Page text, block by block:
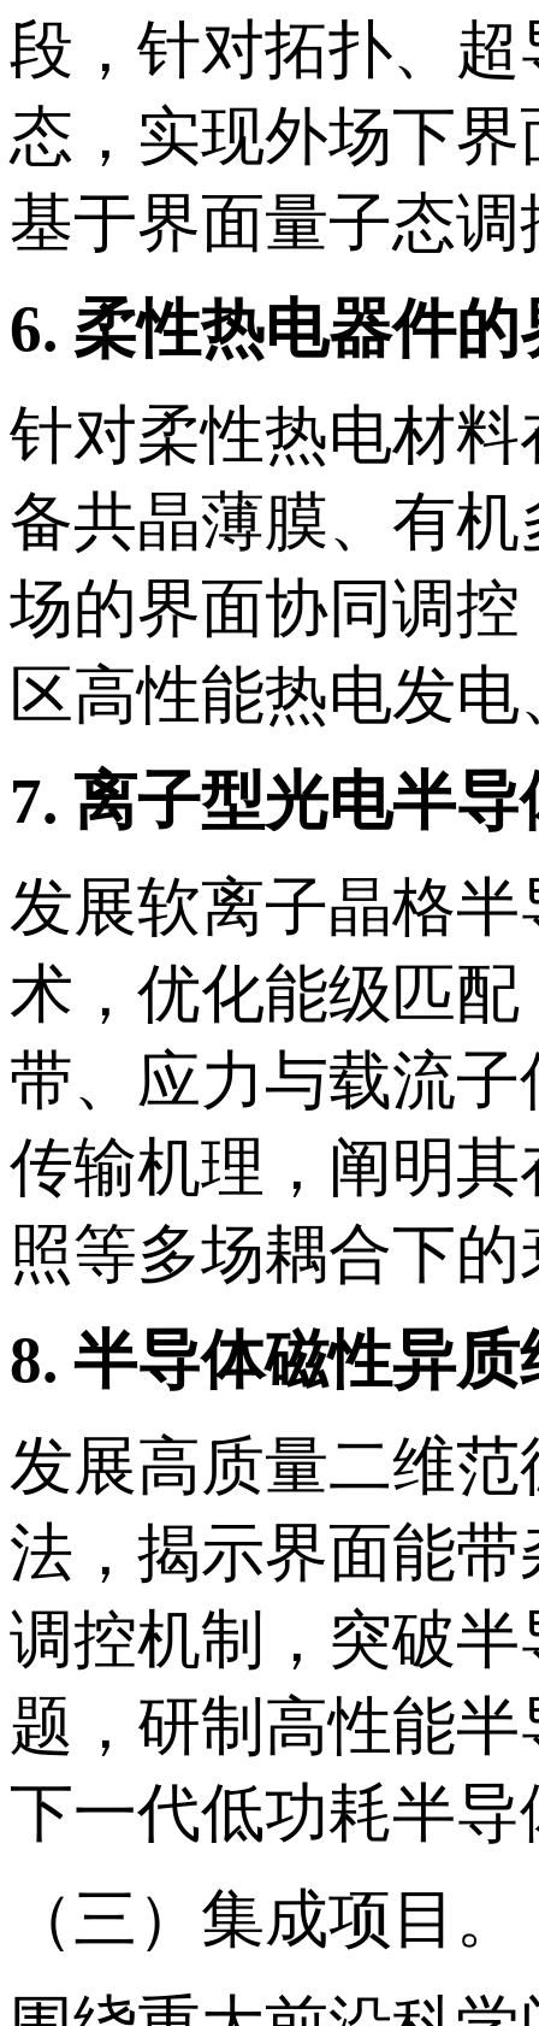
段，针对拓扑、
态，实现外场下
基于界面量子态
6. 柔性热电器件
针对柔性热电材
备共晶薄膜、有
场的界面协同调
区高性能热电发
7. 离子型光电半
发展软离子晶格
术，优化能级匹
带、应力与载流
传输机理，阐明
照等多场耦合下
8. 半导体磁性异
发展高质量二维
法，揭示界面能
调控机制，突破
题，研制高性能
下一代低功耗半
（三）集成项目。